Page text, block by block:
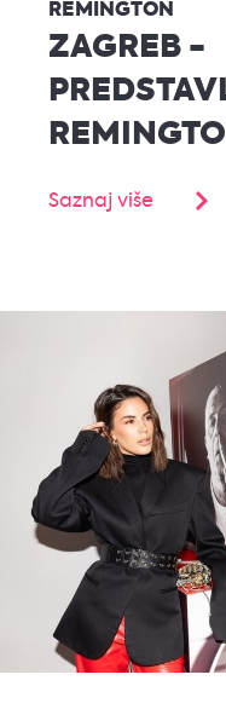
REMINGTON
ZAGREB -
Saznaj više